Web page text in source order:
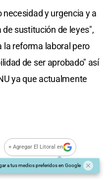
necesidad y urgencia y a
sustitución de leyes",
la reforma laboral pero
de ser aprobado" así
ya que actualmente
+ Agregar El Litoral en
a tus medios preferidos en Google